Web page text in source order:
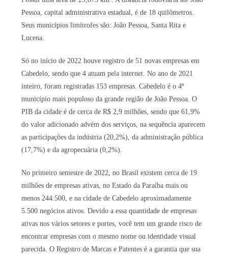
Pessoa, capital administrativa estadual, é de 18 quilômetros.
Seus municípios limítrofes são: João Pessoa, Santa Rita e
Lucena.
Só no início de 2022 houve registro de 51 novas empresas em
Cabedelo, sendo que 4 atuam pela internet. No ano de 2021
inteiro, foram registradas 153 empresas. Cabedelo é o 4º
município mais populoso da grande região de João Pessoa. O
PIB da cidade é de cerca de R$ 2,9 milhões, sendo que 61,9%
do valor adicionado advém dos serviços, na sequência aparecem
as participações da indústria (20,2%), da administração pública
(17,7%) e da agropecuária (0,2%).
No primeiro semestre de 2022, no Brasil existem cerca de 19
milhões de empresas ativas, no Estado da Paraíba mais ou
menos 244.500, e na cidade de Cabedelo aproximadamente
5.500 negócios ativos. Devido a essa quantidade de empresas
ativas nos vários setores e portes, você tem um grande risco de
encontrar empresas com o mesmo nome ou identidade visual
parecida. O Registro de Marcas e Patentes é a garantia que sua